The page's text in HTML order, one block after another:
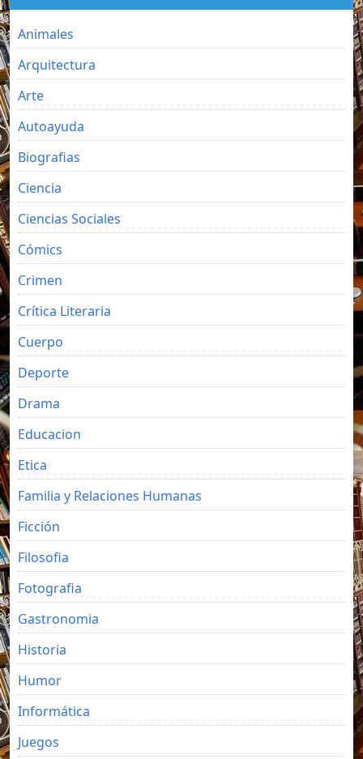
Animales
Arquitectura
Arte
Autoayuda
Biografias
Ciencia
Ciencias Sociales
Cómics
Crimen
Crítica Literaria
Cuerpo
Deporte
Drama
Educacion
Etica
Familia y Relaciones Humanas
Ficción
Filosofia
Fotografia
Gastronomia
Historia
Humor
Informática
Juegos